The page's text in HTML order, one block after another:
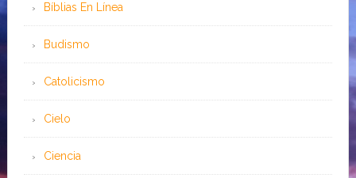
Bíblias En Línea
Budismo
Catolicismo
Cielo
Ciencia